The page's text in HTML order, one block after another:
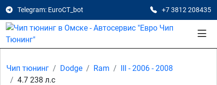
Telegram: EuroCT_bot +7 3812 208435
Чип тюнинг Dodge Ram
III - 2006 - 2008
4.7 238 л.с